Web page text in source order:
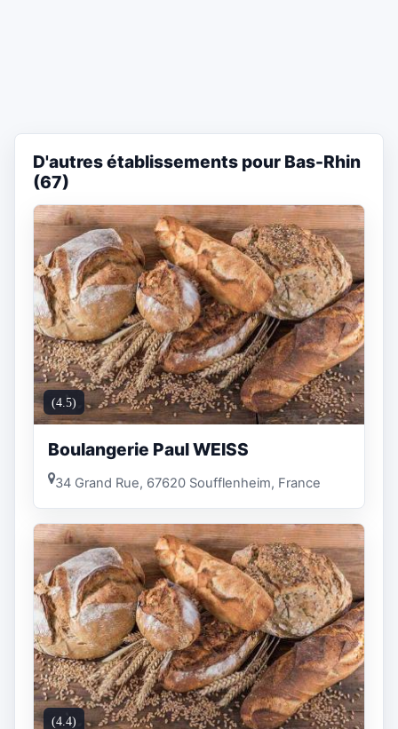
D'autres établissements pour Bas-Rhin
(67)
(4.5)
Boulangerie Paul WEISS
34 Grand Rue, 67620 Soufflenheim, France
(4.4)